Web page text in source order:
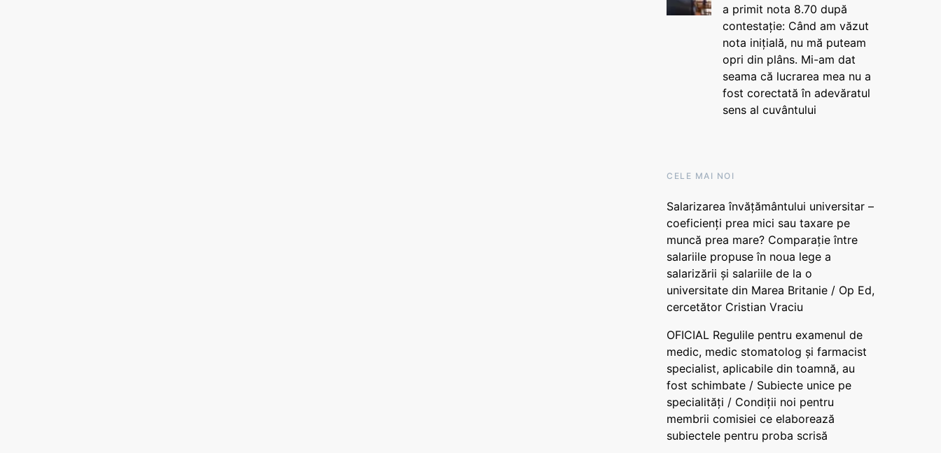
a primit nota 8.70 după
contestație: Când am văzut
nota inițială, nu mă puteam
opri din plâns. Mi-am dat
seama că lucrarea mea nu a
fost corectată în adevăratul
sens al cuvântului
CELE MAI NOI
Salarizarea învățământului universitar –
coeficienți prea mici sau taxare pe
muncă prea mare? Comparație între
salariile propuse în noua lege a
salarizării și salariile de la o
universitate din Marea Britanie / Op Ed,
cercetător Cristian Vraciu
OFICIAL Regulile pentru examenul de
medic, medic stomatolog și farmacist
specialist, aplicabile din toamnă, au
fost schimbate / Subiecte unice pe
specialități / Condiții noi pentru
membrii comisiei ce elaborează
subiectele pentru proba scrisă